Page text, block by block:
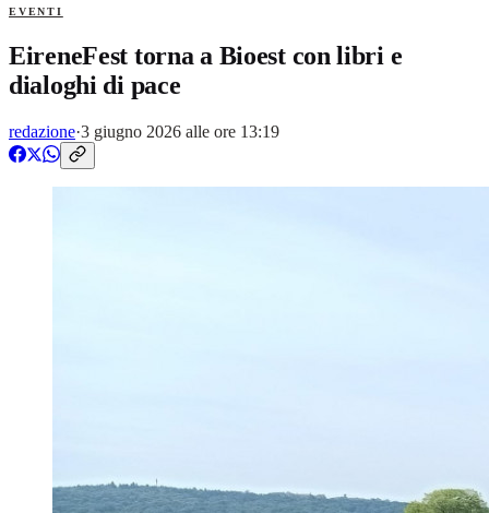
EVENTI
EireneFest torna a Bioest con libri e
dialoghi di pace
redazione·3 giugno 2026 alle ore 13:19